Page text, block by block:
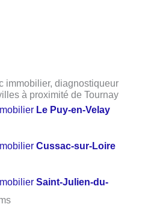
immobilier, diagnostiqueur
à proximité de Tournay
Le Puy-en-Velay
Cussac-sur-Loire
Saint-Julien-du-